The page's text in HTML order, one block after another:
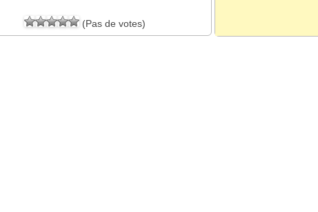
(Pas de votes)